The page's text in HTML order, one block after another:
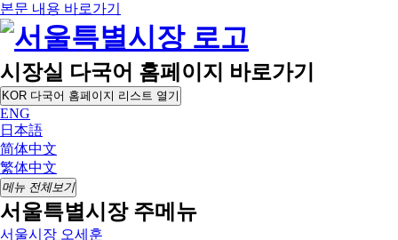
본문 내용 바로가기
시장실 다국어 홈페이지 바로가기
KOR 다국어 홈페이지 리스트 열기
ENG
日本語
简体中文
繁体中文
메뉴 전체보기
서울특별시장 주메뉴
서울시장 오세훈